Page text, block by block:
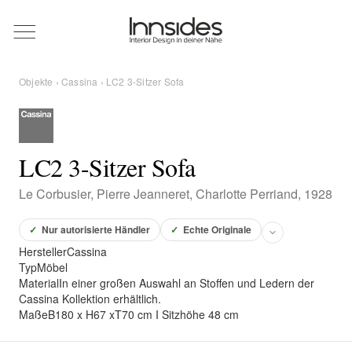
Magazin
Showrooms
Objekte
Über uns
Für Händler
Objekte ›Cassina › LC2 3-Sitzer Sofa
LC2 3-Sitzer Sofa
Le Corbusier, Pierre Jeanneret, Charlotte Perriand, 1928
✓ Nur autorisierte Händler ✓ Echte Originale
HerstellerCassina
TypMöbel
MaterialIn einer großen Auswahl an Stoffen und Ledern der
Cassina Kollektion erhältlich.
MaßeB180 x H67 xT70 cm I Sitzhöhe 48 cm